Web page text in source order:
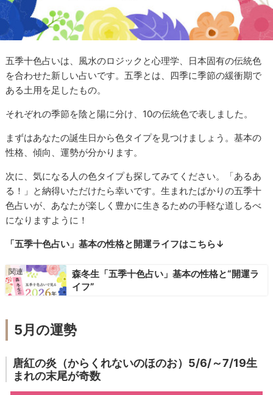
五季十色占いは、風水のロジックと心理学、日本固有の伝統色
を合わせた新しい占いです。五季とは、四季に季節の緩衝期で
ある土用を足したもの。
それぞれの季節を陰と陽に分け、10の伝統色で表しました。
まずはあなたの誕生日から色タイプを見つけましょう。基本の
性格、傾向、運勢が分かります。
次に、気になる人の色タイプも探してみてください。「あるあ
る！」と納得いただけたら幸いです。生まれたばかりの五季十
色占いが、あなたが楽しく豊かに生きるための手軽な道しるべ
になりますように！
「五季十色占い」基本の性格と開運ライフはこちら↓
森冬生「五季十色占い」基本の性格と“開運ラ
イフ”
5月の運勢
唐紅の炎（からくれないのほのお）5/6/～7/19生
まれの末尾が奇数